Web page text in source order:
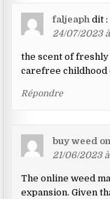
faljeaph dit :
24/07/2023
the scent of
carefree childhood
Répondre
buy weed
21/06/2023
The online weed
expansion. Given